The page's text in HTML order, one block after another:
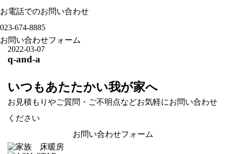
お電話でのお問い合わせ
023-674-8885
お問い合わせフォーム
2022-03-07
q-and-a
いつもあたたかい我が家へ
お見積もりやご質問・ご不明点などお気軽にお問い合わせ
ください
お問い合わせフォーム